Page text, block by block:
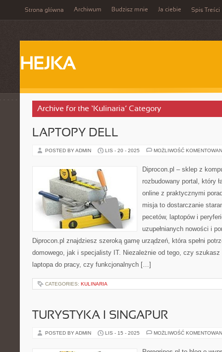
Strona główna Archiwum Budzisz mnie Ja ciebie Spis Treści
HEJKA
Archive for the ‘Kulinaria’ Category
LAPTOPY DELL
POSTED BY ADMIN LIS - 20 - 2025 MOŻLIWOŚĆ
Diprocon.pl – sklep z
rozbudowany portal, który
online z praktycznymi
misja to dostarczanie
pecetów, laptopów i
uzupełnianych nowości i
Diprocon.pl znajdziesz szeroką gamę urządzeń, która spełni
domowego, jak i specjalisty IT. Niezależnie od tego, czy szukasz
laptopa do pracy, czy funkcjonalnych […]
CATEGORIES: KULINARIA
TURYSTYKA I SINGAPUR
POSTED BY ADMIN LIS - 15 - 2025 MOŻLIWOŚĆ